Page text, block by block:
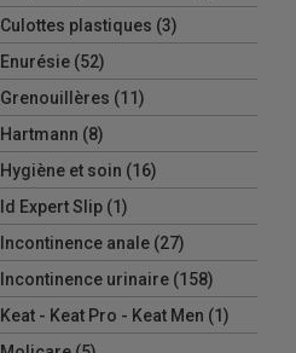
Culottes plastiques (3)
Enurésie (52)
Grenouillères (11)
Hartmann (8)
Hygiène et soin (16)
Id Expert Slip (1)
Incontinence anale (27)
Incontinence urinaire (158)
Keat - Keat Pro - Keat Men (1)